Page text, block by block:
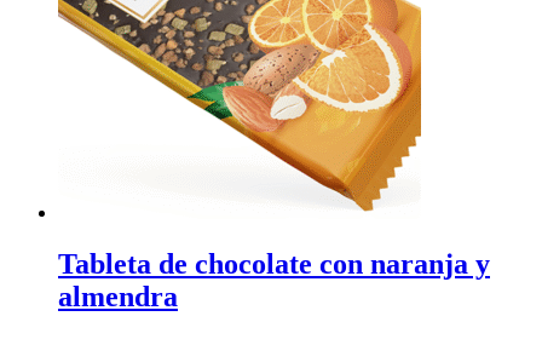
Tableta de chocolate con naranja y
almendra